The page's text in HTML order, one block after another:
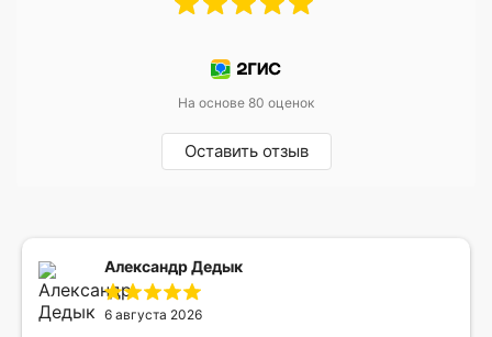
На основе 80 оценок
Оставить отзыв
Александр Дедык
6 августа 2026